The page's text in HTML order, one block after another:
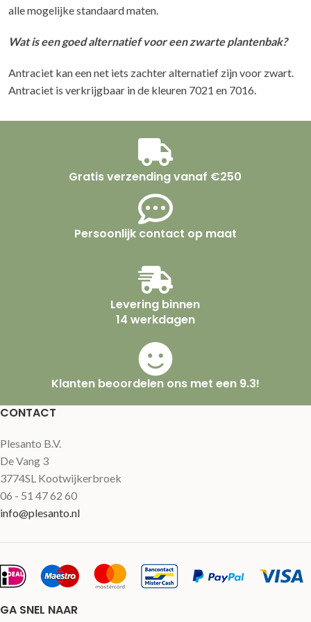
alle mogelijke standaard maten.
Wat is een goed alternatief voor een zwarte plantenbak?
Antraciet kan een net iets zachter alternatief zijn voor zwart.
Antraciet is verkrijgbaar in de kleuren 7021 en 7016.
Gratis verzending vanaf €250
Persoonlijk contact op maat
Levering binnen
14 werkdagen
Klanten beoordelen ons met een 9.3!
CONTACT
Plesanto B.V.
De Vang 3
3774SL Kootwijkerbroek
06 - 51 47 62 60
info@plesanto.nl
GA SNEL NAAR